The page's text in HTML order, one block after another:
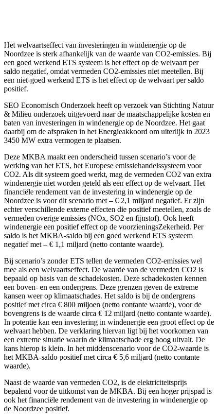
Het welvaartseffect van investeringen in windenergie op de
Noordzee is sterk afhankelijk van de waarde van CO2-emissies. Bij
een goed werkend ETS systeem is het effect op de welvaart per
saldo negatief, omdat vermeden CO2-emissies niet meetellen. Bij
een niet-goed werkend ETS is het effect op de welvaart per saldo
positief.
SEO Economisch Onderzoek heeft op verzoek van Stichting Natuur
& Milieu onderzoek uitgevoerd naar de maatschappelijke kosten en
baten van investeringen in windenergie op de Noordzee. Het gaat
daarbij om de afspraken in het Energieakkoord om uiterlijk in 2023
3450 MW extra vermogen te plaatsen.
Deze MKBA maakt een onderscheid tussen scenario’s voor de
werking van het ETS, het Europese emissiehandelssysteem voor
CO2. Als dit systeem goed werkt, mag de vermeden CO2 van extra
windenergie niet worden geteld als een effect op de welvaart. Het
financiële rendement van de investering in windenergie op de
Noordzee is voor dit scenario met – € 2,1 miljard negatief. Er zijn
echter verschillende externe effecten die positief meetellen, zoals de
vermeden overige emissies (NOx, SO2 en fijnstof). Ook heeft
windenergie een positief effect op de voorzieningsZekerheid. Per
saldo is het MKBA-saldo bij een goed werkend ETS systeem
negatief met – € 1,1 miljard (netto contante waarde).
Bij scenario’s zonder ETS tellen de vermeden CO2-emissies wel
mee als een welvaartseffect. De waarde van de vermeden CO2 is
bepaald op basis van de schadekosten. Deze schadekosten kennen
een boven- en een ondergrens. Deze grenzen geven de extreme
kansen weer op klimaatschades. Het saldo is bij de ondergrens
positief met circa € 800 miljoen (netto contante waarde), voor de
bovengrens is de waarde circa € 12 miljard (netto contante waarde).
In potentie kan een investering in windenergie een groot effect op de
welvaart hebben. De verklaring hiervan ligt bij het voorkomen van
een extreme situatie waarin de klimaatschade erg hoog uitvalt. De
kans hierop is klein. In het middenscenario voor de CO2-waarde is
het MKBA-saldo positief met circa € 5,6 miljard (netto contante
waarde).
Naast de waarde van vermeden CO2, is de elektriciteitsprijs
bepalend voor de uitkomst van de MKBA. Bij een hoger prijspad is
ook het financiële rendement van de investering in windenergie op
de Noordzee positief.